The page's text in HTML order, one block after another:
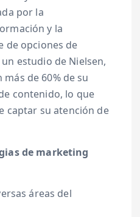
por la
y la
de opciones de
estudio de Nielsen,
de 60% de su
contenido, lo que
captar su atención de
de marketing
áreas del